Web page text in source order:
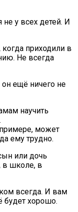
не у всех детей. И
приходили в
Не всегда
он ещё ничего не
научить
может
ему трудно.
или дочь
в школе, в
всегда. И вам
будет хорошо.